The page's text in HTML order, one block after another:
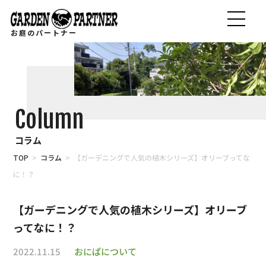
お庭のパートナー
Column
コラム
TOP > コラム > 【ガーデニングで人気の植木シリーズ】オリーブってな
に！？
【ガーデニングで人気の植木シリーズ】オリーブ
ってなに！？
2022.11.15 おにぱについて